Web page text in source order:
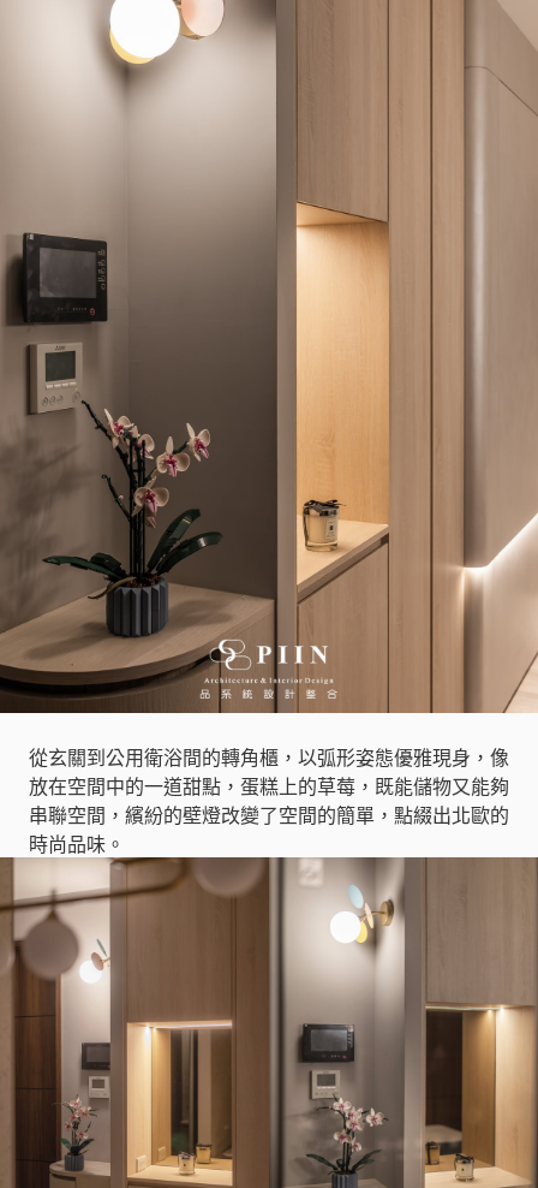
從玄關到公用衛浴間的轉角櫃，以弧形姿態優雅現身，像
放在空間中的一道甜點，蛋糕上的草莓，既能儲物又能夠
串聯空間，繽紛的壁燈改變了空間的簡單，點綴出北歐的
時尚品味。